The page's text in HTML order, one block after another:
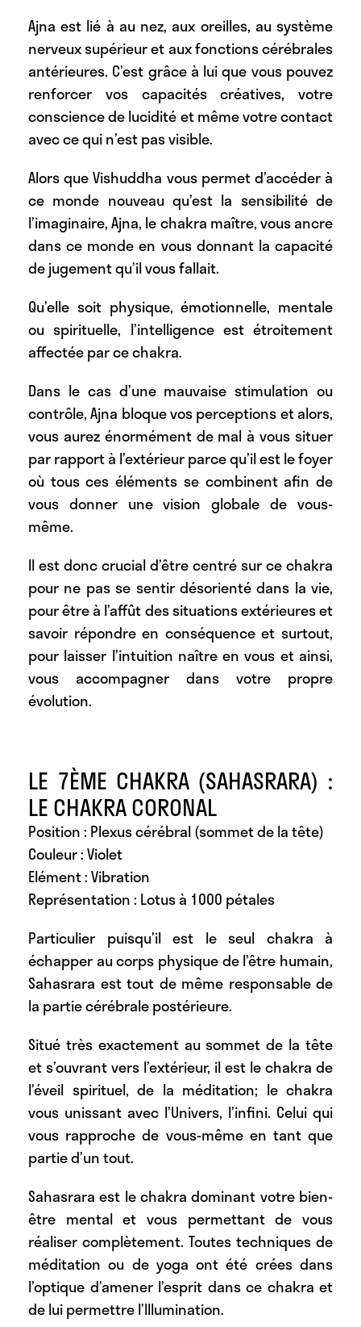
Ajna est lié à au nez, aux oreilles, au système
nerveux supérieur et aux fonctions cérébrales
antérieures. C’est grâce à lui que vous pouvez
renforcer vos capacités créatives, votre
conscience de lucidité et même votre contact
avec ce qui n’est pas visible.
Alors que Vishuddha vous permet d’accéder à
ce monde nouveau qu’est la sensibilité de
l’imaginaire, Ajna, le chakra maître, vous ancre
dans ce monde en vous donnant la capacité
de jugement qu’il vous fallait.
Qu’elle soit physique, émotionnelle, mentale
ou spirituelle, l’intelligence est étroitement
affectée par ce chakra.
Dans le cas d’une mauvaise stimulation ou
contrôle, Ajna bloque vos perceptions et alors,
vous aurez énormément de mal à vous situer
par rapport à l’extérieur parce qu’il est le foyer
où tous ces éléments se combinent afin de
vous donner une vision globale de vous-
même.
Il est donc crucial d’être centré sur ce chakra
pour ne pas se sentir désorienté dans la vie,
pour être à l’affût des situations extérieures et
savoir répondre en conséquence et surtout,
pour laisser l’intuition naître en vous et ainsi,
vous accompagner dans votre propre
évolution.
LE 7ÈME CHAKRA (SAHASRARA) :
LE CHAKRA CORONAL
Position : Plexus cérébral (sommet de la tête)
Couleur : Violet
Elément : Vibration
Représentation : Lotus à 1000 pétales
Particulier puisqu’il est le seul chakra à
échapper au corps physique de l’être humain,
Sahasrara est tout de même responsable de
la partie cérébrale postérieure.
Situé très exactement au sommet de la tête
et s’ouvrant vers l’extérieur, il est le chakra de
l’éveil spirituel, de la méditation; le chakra
vous unissant avec l’Univers, l’infini. Celui qui
vous rapproche de vous-même en tant que
partie d’un tout.
Sahasrara est le chakra dominant votre bien-
être mental et vous permettant de vous
réaliser complètement. Toutes techniques de
méditation ou de yoga ont été crées dans
l’optique d’amener l’esprit dans ce chakra et
de lui permettre l’Illumination.